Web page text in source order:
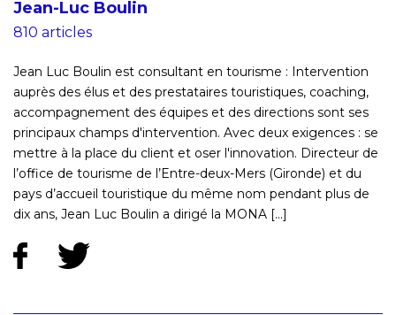
Jean-Luc Boulin
810 articles
Jean Luc Boulin est consultant en tourisme : Intervention
auprès des élus et des prestataires touristiques, coaching,
accompagnement des équipes et des directions sont ses
principaux champs d'intervention. Avec deux exigences : se
mettre à la place du client et oser l'innovation. Directeur de
l’office de tourisme de l’Entre-deux-Mers (Gironde) et du
pays d’accueil touristique du même nom pendant plus de
dix ans, Jean Luc Boulin a dirigé la MONA [...]